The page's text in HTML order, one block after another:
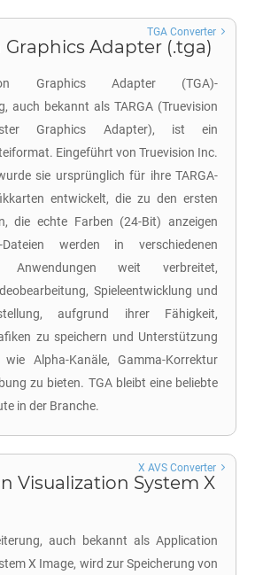
Graphics Adapter (.tga)
Graphics Adapter (TGA)-
auch bekannt als TARGA (Truevision
Graphics Adapter), ist ein
Eingeführt von Truevision Inc.
sie ursprünglich für ihre TARGA-
entwickelt, die zu den ersten
die echte Farben (24-Bit) anzeigen
Dateien werden in verschiedenen
Anwendungen weit verbreitet,
Spieleentwicklung und
aufgrund ihrer Fähigkeit,
zu speichern und Unterstützung
Alpha-Kanäle, Gamma-Korrektur
zu bieten. TGA bleibt eine beliebte
in der Branche.
TGA Converter
Visualization System X
auch bekannt als Application
X Image, wird zur Speicherung von
X AVS Converter